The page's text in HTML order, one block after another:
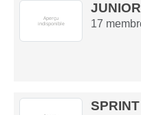
17